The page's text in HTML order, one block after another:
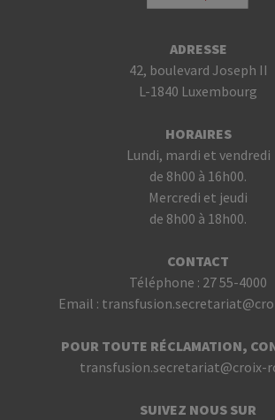
ADRESSE
42, boulevard Joseph II
L-1840 Luxembourg
HORAIRES
Lundi, mardi et vendredi
de 8h00 à 16h00.
Mercredi et jeudi
de 8h00 à 18h00.
CONTACT
Téléphone : 27 55-4000
Email :
POUR TOUTE RÉCLAMATION,
transfusion.secretariat@croix-
SUIVEZ NOUS SUR